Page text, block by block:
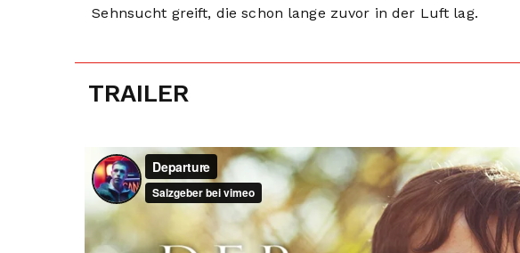
Sehnsucht greift, die schon lange zuvor in der Luft lag.
TRAILER